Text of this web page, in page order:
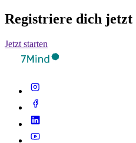
Registriere dich jetzt
Jetzt starten